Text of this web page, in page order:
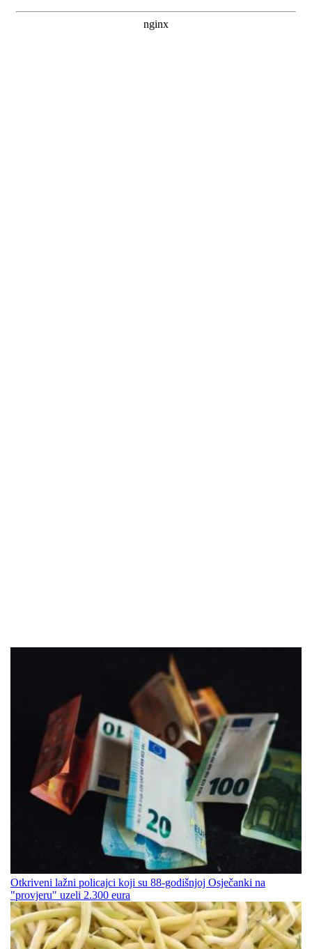
Otkriveni lažni policajci koji su 88-godišnjoj Osječanki na
"provjeru" uzeli 2.300 eura